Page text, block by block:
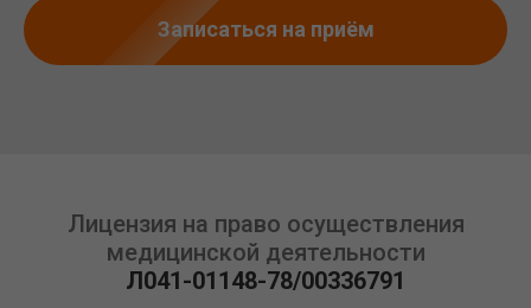
Записаться на приём
Лицензия на право осуществления
медицинской деятельности
Л041-01148-78/00336791